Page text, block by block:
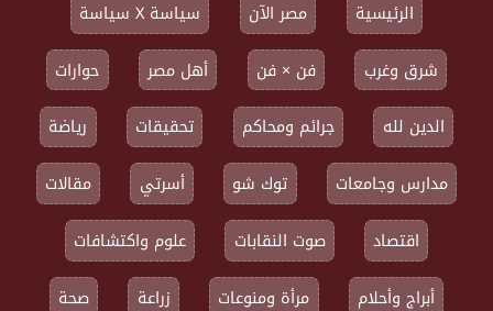
الرئيسية مصر الآن
سياسة X سياسة
شرق وغرب
فن × فن أهل مصر
حوارات
الدين لله
جرائم ومحاكم تحقيقات
رياضة
مدارس وجامعات
توك شو أسرتي
مقالات
اقتصاد
صوت النقابات
علوم واكتشافات
أبراج وأحلام
مرأة ومنوعات زراعة صحة